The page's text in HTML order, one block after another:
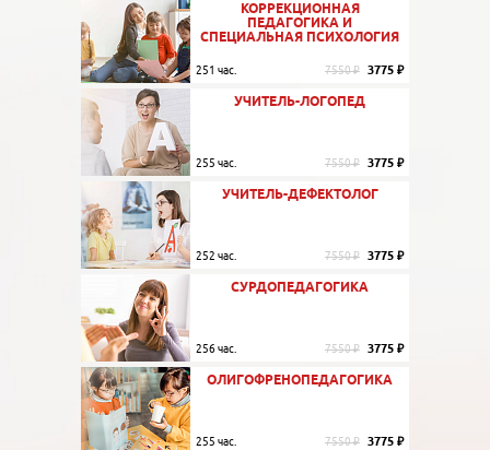
КОРРЕКЦИОННАЯ
ПЕДАГОГИКА И
СПЕЦИАЛЬНАЯ ПСИХОЛОГИЯ
251 час. 7550 ₽ 3775 ₽
УЧИТЕЛЬ-ЛОГОПЕД
255 час. 7550 ₽ 3775 ₽
УЧИТЕЛЬ-ДЕФЕКТОЛОГ
252 час. 7550 ₽ 3775 ₽
СУРДОПЕДАГОГИКА
256 час. 7550 ₽ 3775 ₽
ОЛИГОФРЕНОПЕДАГОГИКА
255 час. 7550 ₽ 3775 ₽